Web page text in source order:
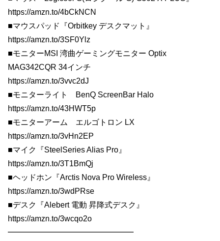
https://amzn.to/4bCkNCN
■マウスパッド『Orbitkey デスクマット』
https://amzn.to/3SF0Ylz
■モニターMSI 湾曲ゲーミングモニター Optix
MAG342CQR 34インチ
https://amzn.to/3vvc2dJ
■モニターライト BenQ ScreenBar Halo
https://amzn.to/43HWT5p
■モニターアーム エルゴトロン LX
https://amzn.to/3vHn2EP
■マイク『SteelSeries Alias Pro』
https://amzn.to/3T1BmQj
■ヘッドホン『Arctis Nova Pro Wireless』
https://amzn.to/3wdPRse
■デスク『Alebert 電動 昇降式デスク』
https://amzn.to/3wcqo2o
━━━━━━━━━━━━━━━━